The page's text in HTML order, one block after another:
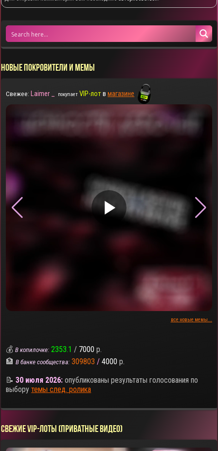
НОВЫЕ ПОКРОВИТЕЛИ И МЕМЫ
Свежее: Laimer _ покупает VIP-лотвмагазине
▶
все новые мемы...
💰В копилочке: 2353.1 / 7000 р.
🏦В банке сообщества: 309803 / 4000 р.
📝30 июля 2026: опубликованы результаты голосования по
выборутемы след. ролика
СВЕЖИЕ VIP-ЛОТЫ (ПРИВАТНЫЕ ВИДЕО)